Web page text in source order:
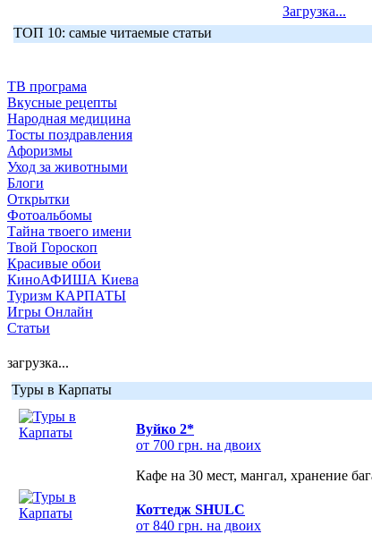
Загрузка...
ТОП 10: самые читаемые статьи
ТВ програма
Вкусные рецепты
Народная медицина
Тосты поздравления
Афоризмы
Уход за животными
Блоги
Открытки
Фотоальбомы
Тайна твоего имени
Твой Гороскоп
Красивые обои
КиноАФИША Киева
Туризм КАРПАТЫ
Игры Онлайн
Статьи
загрузка...
Туры в Карпаты
Вуйко 2*
от 700 грн. на двоих
Кафе на 30 мест, мангал, хранение
Коттедж SHULC
от 840 грн. на двоих